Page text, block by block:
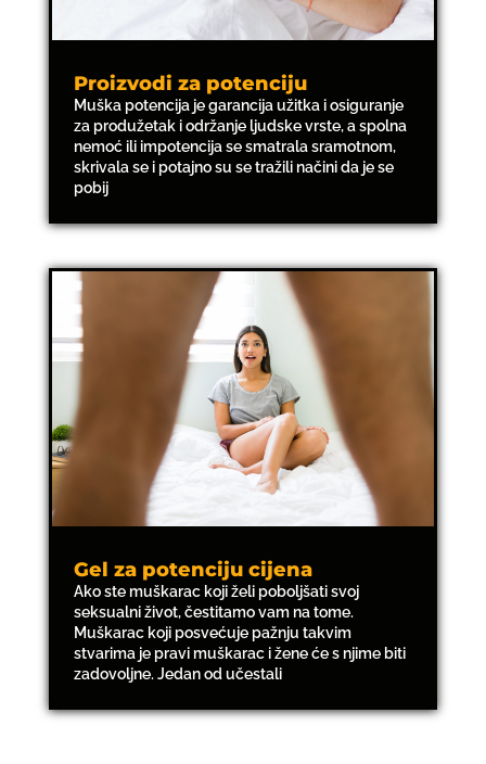
Proizvodi za potenciju
Muška potencija je garancija užitka i osiguranje
za produžetak i održanje ljudske vrste, a spolna
nemoć ili impotencija se smatrala sramotnom,
skrivala se i potajno su se tražili načini da je se
pobij
Gel za potenciju cijena
Ako ste muškarac koji želi poboljšati svoj
seksualni život, čestitamo vam na tome.
Muškarac koji posvećuje pažnju takvim
stvarima je pravi muškarac i žene će s njime biti
zadovoljne. Jedan od učestali